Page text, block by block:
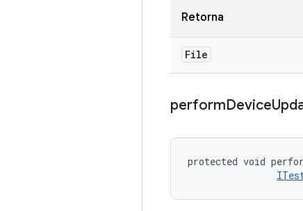
Retorna
File
performDevice
protected void